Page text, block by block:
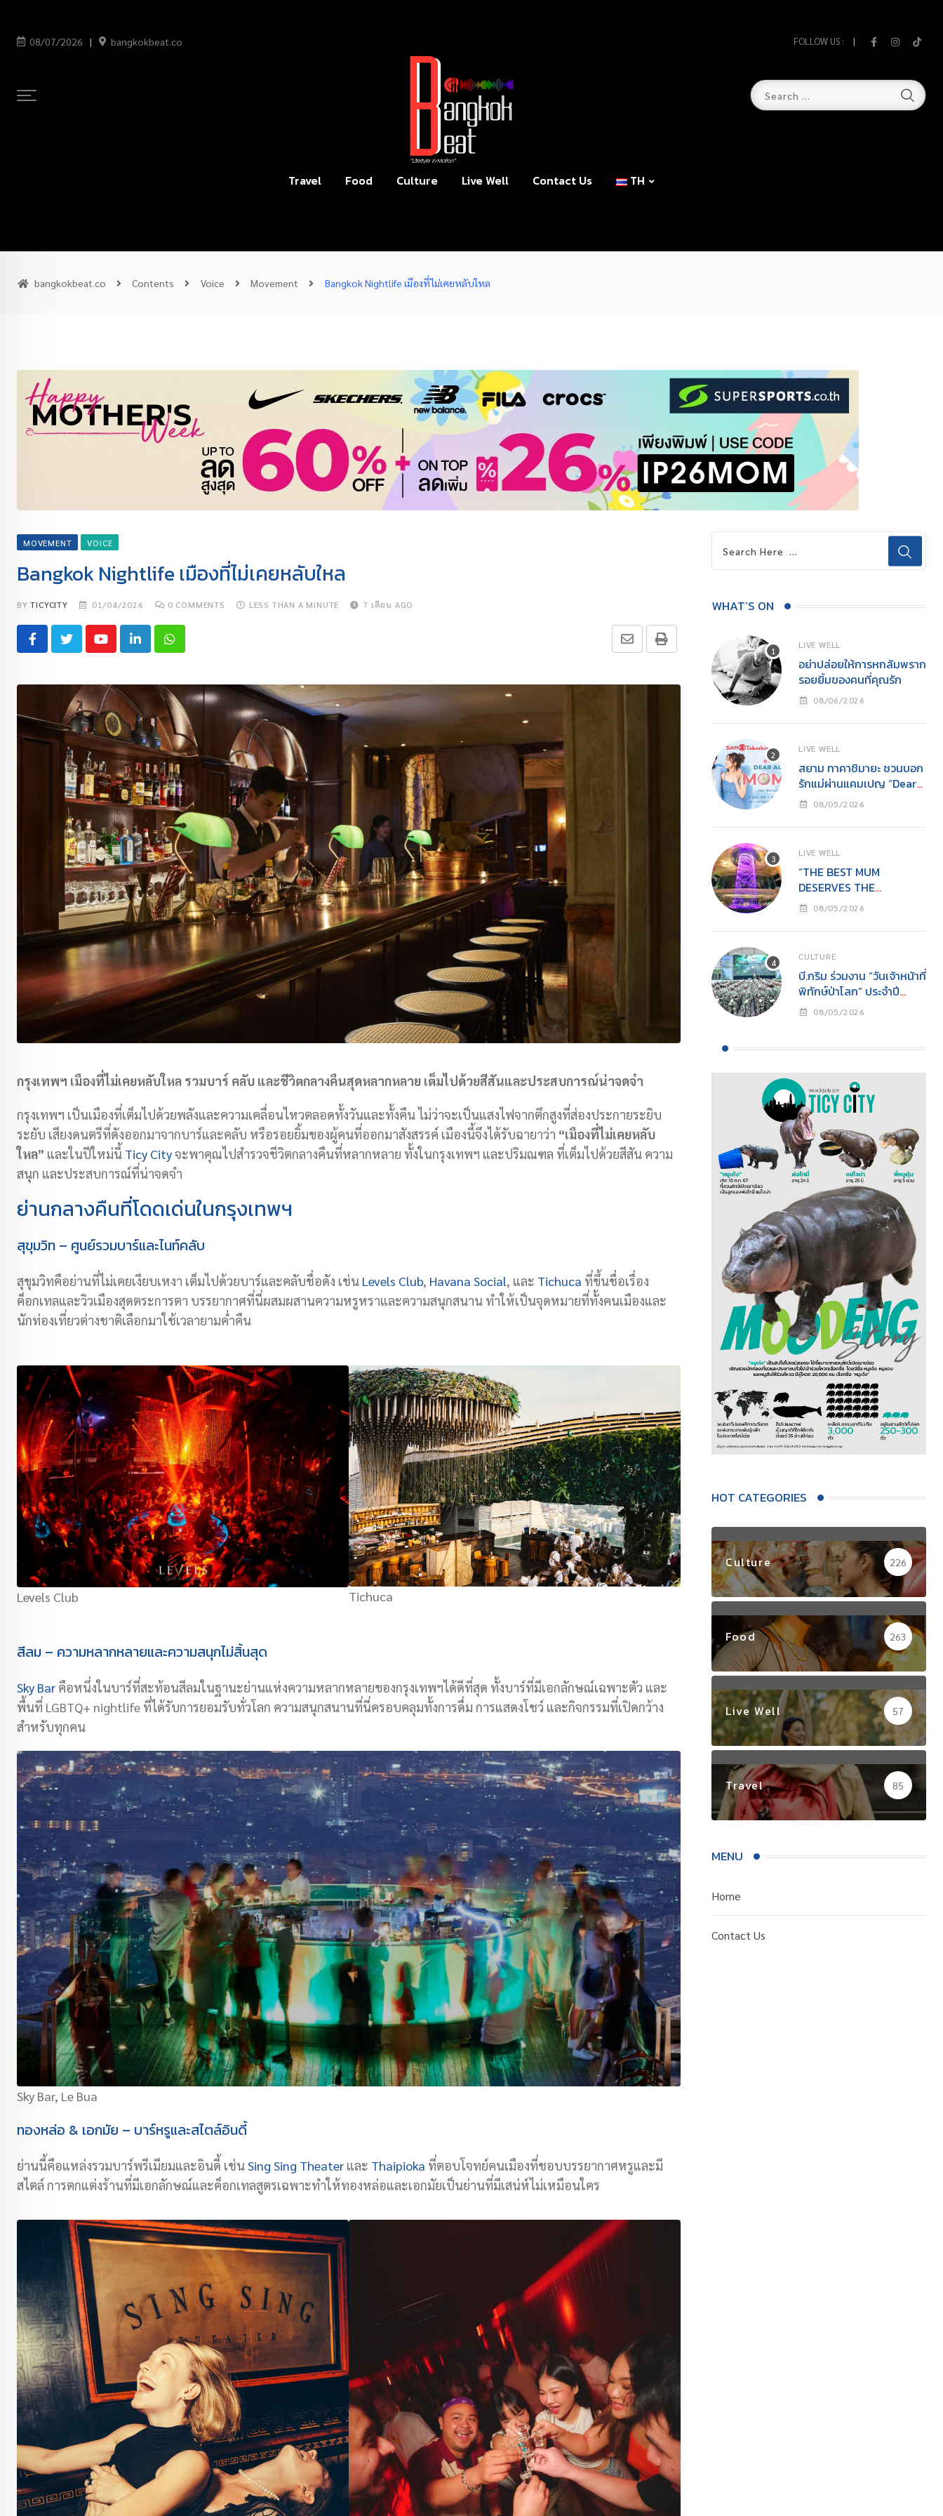
08/07/2026 bangkokbeat.co FOLLOW US :
Travel Food Culture Live Well Contact Us TH
bangkokbeat.co Contents Voice Movement Bangkok Nightlife เมืองที่ไม่เคยหลับใหล
MOVEMENT VOICE
Bangkok Nightlife เมืองที่ไม่เคยหลับใหล
BYTICYCITY 01/04/2026 0 COMMENTS LESS THAN A MINUTE 7 เดือน AGO
กรุงเทพฯ เมืองที่ไม่เคยหลับใหล รวมบาร์ คลับ และชีวิตกลางคืนสุดหลากหลาย เต็มไปด้วยสีสันและประสบการณ์น่าจดจำ
กรุงเทพฯ เป็นเมืองที่เต็มไปด้วยพลังและความเคลื่อนไหวตลอดทั้งวันและทั้งคืน ไม่ว่าจะเป็นแสงไฟจากตึกสูงที่ส่องประกายระยิบ
ระยับ เสียงดนตรีที่ดังออกมาจากบาร์และคลับ หรือรอยยิ้มของผู้คนที่ออกมาสังสรรค์ เมืองนี้จึงได้รับฉายาว่า “เมืองที่ไม่เคยหลับ
ใหล” และในปีใหม่นี้ Ticy Cityจะพาคุณไปสำรวจชีวิตกลางคืนที่หลากหลาย ทั้งในกรุงเทพฯ และปริมณฑล ที่เต็มไปด้วยสีสัน ความ
สนุก และประสบการณ์ที่น่าจดจำ
ย่านกลางคืนที่โดดเด่นในกรุงเทพฯ
สุขุมวิท – ศูนย์รวมบาร์และไนท์คลับ
สุขุมวิทคือย่านที่ไม่เคยเงียบเหงา เต็มไปด้วยบาร์และคลับชื่อดัง เช่น Levels Club, Havana Social, และ Tichuca ที่ขึ้นชื่อเรื่อง
ค็อกเทลและวิวเมืองสุดตระการตา บรรยากาศที่นี่ผสมผสานความหรูหราและความสนุกสนาน ทำให้เป็นจุดหมายที่ทั้งคนเมืองและ
นักท่องเที่ยวต่างชาติเลือกมาใช้เวลายามค่ำคืน
Levels Club Tichuca
สีลม – ความหลากหลายและความสนุกไม่สิ้นสุด
Sky Bar คือหนึ่งในบาร์ที่สะท้อนสีลมในฐานะย่านแห่งความหลากหลายของกรุงเทพฯได้ดีที่สุด ทั้งบาร์ที่มีเอกลักษณ์เฉพาะตัว และ
พื้นที่ LGBTQ+ nightlife ที่ได้รับการยอมรับทั่วโลก ความสนุกสนานที่นี่ครอบคลุมทั้งการดื่ม การแสดงโชว์ และกิจกรรมที่เปิดกว้าง
สำหรับทุกคน
Sky Bar, Le Bua
ทองหล่อ & เอกมัย – บาร์หรูและสไตล์อินดี้
ย่านนี้คือแหล่งรวมบาร์พรีเมียมและอินดี้ เช่นSing Sing Theater และ Thaipioka ที่ตอบโจทย์คนเมืองที่ชอบบรรยากาศหรูและมี
สไตล์ การตกแต่งร้านที่มีเอกลักษณ์และค็อกเทลสูตรเฉพาะทำให้ทองหล่อและเอกมัยเป็นย่านที่มีเสน่ห์ไม่เหมือนใคร
WHAT’S ON
LIVE WELL
อย่าปล่อยให้การหกล้มพราก
รอยยิ้มของคนที่คุณรัก
08/06/2026
LIVE WELL
สยาม ทาคาชิมายะ ชวนบอก
รักแม่ผ่านแคมเปญ “Dear
All Moms”ช็อปคุ้ม รับของ
อบอุ่นวันแม่
08/05/2026
LIVE WELL
“THE BEST MUM
DESERVES THE
BEST”ไอคอนสยามชวนลูก
ในวันแม่
08/05/2026
CULTURE
บี.กริม ร่วมงาน “วันเจ้าหน้าที่
พิทักษ์ป่าโลก” ประจำปี
2569สนับสนุนการปฏิบัติ
ธรรมชาติสู่ความยั่งยืน
08/05/2026
HOT CATEGORIES
Culture 226
Food 263
Live Well 57
Travel 85
MENU
Home
Contact Us